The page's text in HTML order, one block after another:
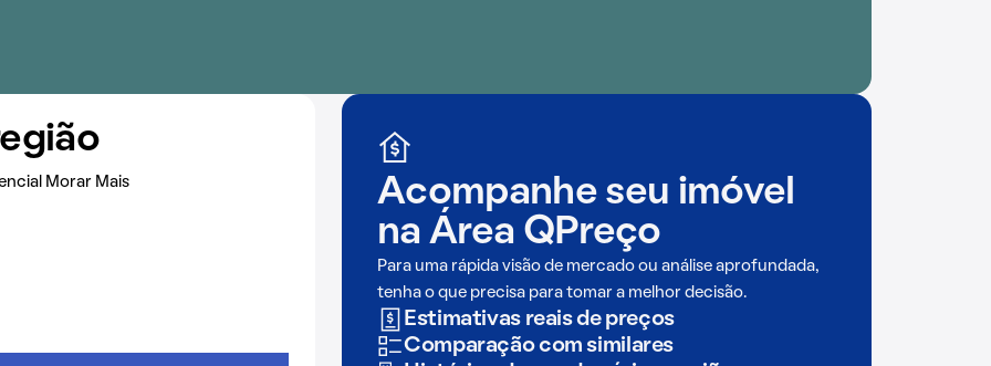
Morar Mais
Acompanhe seu imóvel
naÁrea QPreço
Para uma rápida visão de mercado ou análise aprofundada,
tenha o que precisa para tomar a melhor decisão.
Estimativas reais de preços
Comparação com similares